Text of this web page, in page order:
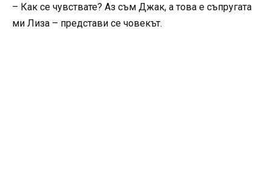
– Как се чувствате? Аз съм Джак, а това е съпругата
ми Лиза – представи се човекът.